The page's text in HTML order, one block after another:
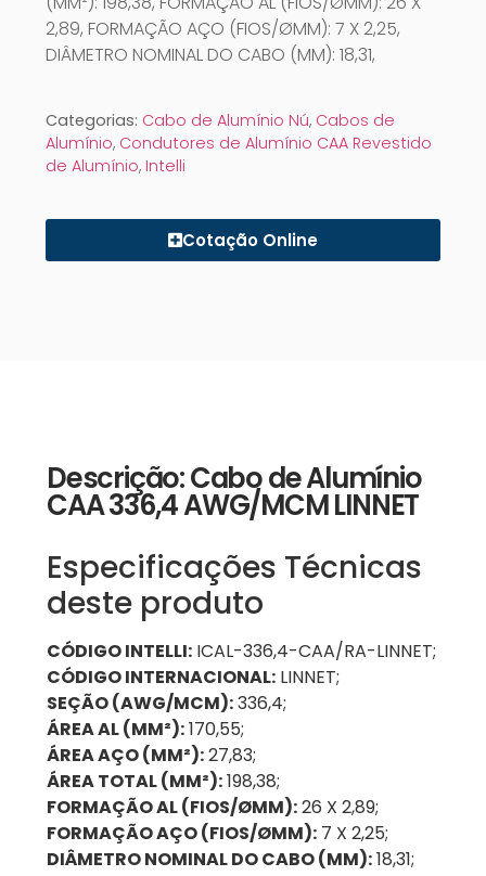
2,89, FORMAÇÃO AÇO (FIOS/ØMM): 7 X 2,25,
DIÂMETRO NOMINAL DO CABO (MM): 18,31,
Categorias: Cabo de Alumínio Nú, Cabos de
Alumínio, Condutores de Alumínio CAA Revestido
de Alumínio, Intelli
Cotação Online
Descrição: Cabo de Alumínio
CAA 336,4 AWG/MCM LINNET
Especificações Técnicas
deste produto
CÓDIGO INTELLI: ICAL-336,4-CAA/RA-LINNET;
CÓDIGO INTERNACIONAL: LINNET;
SEÇÃO (AWG/MCM):336,4;
ÁREA AL (MM²):170,55;
ÁREA AÇO (MM²):27,83;
ÁREA TOTAL (MM²):198,38;
FORMAÇÃO AL (FIOS/ØMM):26 X 2,89;
FORMAÇÃO AÇO (FIOS/ØMM): 7 X 2,25;
DIÂMETRO NOMINAL DO CABO (MM):18,31;